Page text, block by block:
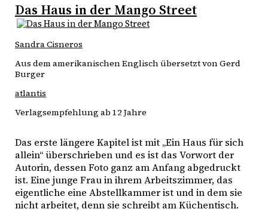
Das Haus in der Mango Street
Sandra Cisneros
Aus dem amerikanischen Englisch übersetzt von Gerd
Burger
atlantis
Verlagsempfehlung ab 12 Jahre
Das erste längere Kapitel ist mit „Ein Haus für sich
allein“ überschrieben und es ist das Vorwort der
Autorin, dessen Foto ganz am Anfang abgedruckt
ist. Eine junge Frau in ihrem Arbeitszimmer, das
eigentliche eine Abstellkammer ist und in dem sie
nicht arbeitet, denn sie schreibt am Küchentisch.